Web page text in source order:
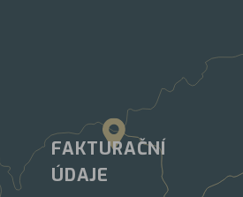
FAKTURAČNÍ
ÚDAJE